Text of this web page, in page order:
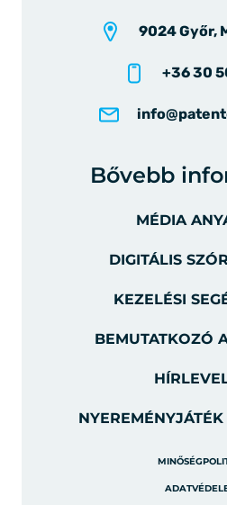
9024 Győr,
+36 30
Bővebb
MÉDIA
DIGITÁLIS
KEZELÉSI
BEMUTATKOZÓ